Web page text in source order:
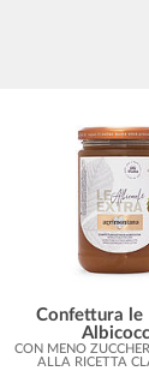
Confettura le
CON MENO
ALLA RICETTA